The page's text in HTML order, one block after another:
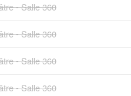
- Salle 360
- Salle 360
- Salle 360
- Salle 360